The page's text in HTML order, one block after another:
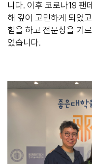
니다. 이후 코로나19 팬
해 깊이 고민하게 되었
험을 하고 전문성을 기
었습니다.